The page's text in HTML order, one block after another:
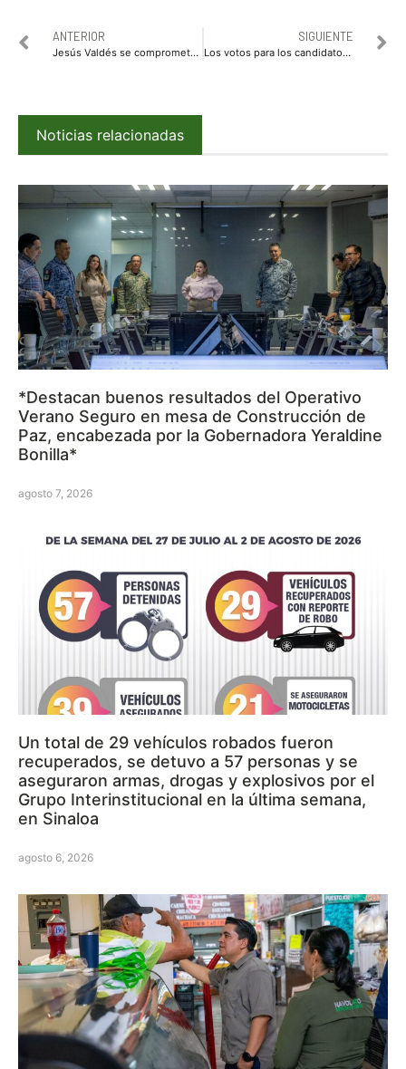
ANTERIOR
Jesús Valdés se compromete a seguir gestionando recursos
SIGUIENTE
Los votos para los candidatos del PRI,serán regresados con obras: Nubia Ramos
Noticias relacionadas
*Destacan buenos resultados del Operativo
Verano Seguro en mesa de Construcción de
Paz, encabezada por la Gobernadora Yeraldine
Bonilla*
agosto 7, 2026
Un total de 29 vehículos robados fueron
recuperados, se detuvo a 57 personas y se
aseguraron armas, drogas y explosivos por el
Grupo Interinstitucional en la última semana,
en Sinaloa
agosto 6, 2026